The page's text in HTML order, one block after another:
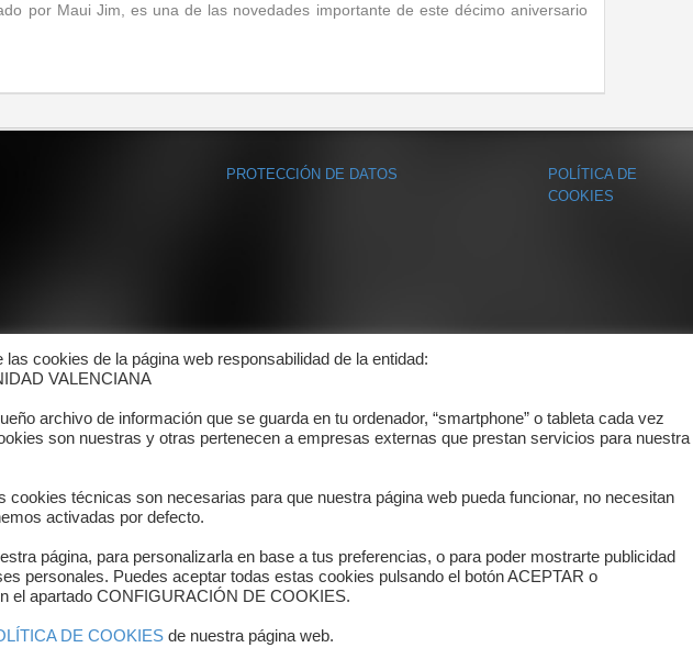
por Maui Jim, es una de las novedades importante de este décimo aniversario
PROTECCIÓN DE DATOS
POLÍTICA DE
COOKIES
cookies de la página web responsabilidad de la entidad:
VALENCIANA
archivo de información que se guarda en tu ordenador, “smartphone” o tableta cada vez
son nuestras y otras pertenecen a empresas externas que prestan servicios para nuestra
cookies técnicas son necesarias para que nuestra página web pueda funcionar, no necesitan
activadas por defecto.
página, para personalizarla en base a tus preferencias, o para poder mostrarte publicidad
personales. Puedes aceptar todas estas cookies pulsando el botón ACEPTAR o
el apartado CONFIGURACIÓN DE COOKIES.
DE COOKIES de nuestra página web.